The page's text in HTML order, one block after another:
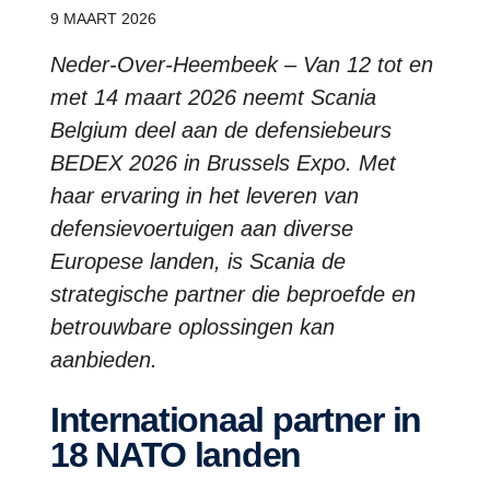
9 MAART 2026
Neder-Over-Heembeek – Van 12 tot en
met 14 maart 2026 neemt Scania
Belgium deel aan de defensiebeurs
BEDEX 2026 in Brussels Expo. Met
haar ervaring in het leveren van
defensievoertuigen aan diverse
Europese landen, is Scania de
strategische partner die beproefde en
betrouwbare oplossingen kan
aanbieden.
Internationaal partner in
18 NATO landen